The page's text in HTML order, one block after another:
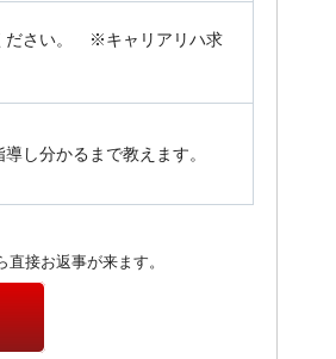
ださい。 ※キャリアリハ求
し分かるまで教えます。
接お返事が来ます。